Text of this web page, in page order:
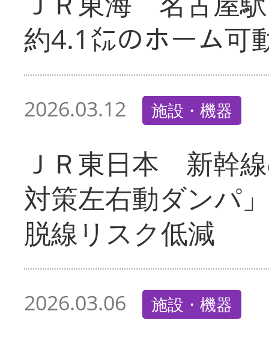
約4.1㍍のホーム可
2026.03.12 施設・機器
ＪＲ東日本 新幹
対策左右動ダン
脱線リスク低減
2026.03.06 施設・機器